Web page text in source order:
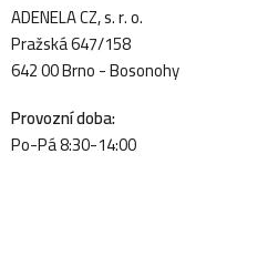
ADENELA CZ, s. r. o.
Pražská 647/158
642 00 Brno - Bosonohy
Provozní doba:
Po-Pá 8:30-14:00